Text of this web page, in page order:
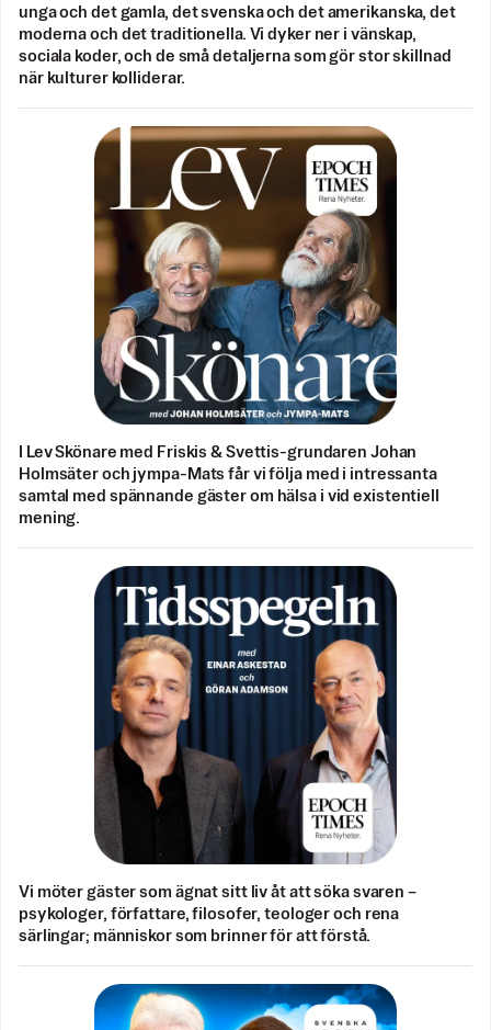
unga och det gamla, det svenska och det amerikanska, det
moderna och det traditionella. Vi dyker ner i vänskap,
sociala koder, och de små detaljerna som gör stor skillnad
när kulturer kolliderar.
I Lev Skönare med Friskis & Svettis-grundaren Johan
Holmsäter och jympa-Mats får vi följa med i intressanta
samtal med spännande gäster om hälsa i vid existentiell
mening.
Vi möter gäster som ägnat sitt liv åt att söka svaren –
psykologer, författare, filosofer, teologer och rena
särlingar; människor som brinner för att förstå.